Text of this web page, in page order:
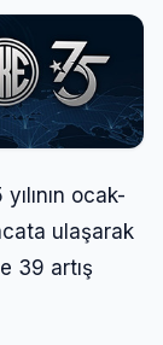
ocak-
ulaşarak
39 artış